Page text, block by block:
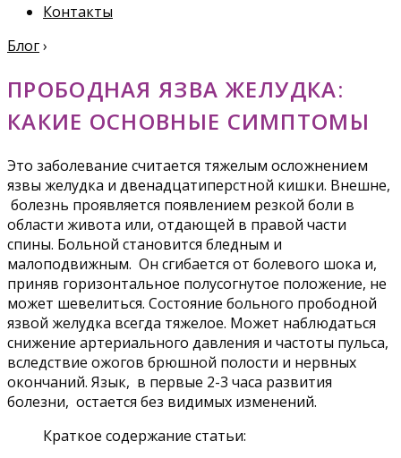
Контакты
Блог›
ПРОБОДНАЯ ЯЗВА ЖЕЛУДКА:
КАКИЕ ОСНОВНЫЕ СИМПТОМЫ
Это заболевание считается тяжелым осложнением
язвы желудка и двенадцатиперстной кишки. Внешне,
болезнь проявляется появлением резкой боли в
области живота или, отдающей в правой части
спины. Больной становится бледным и
малоподвижным. Он сгибается от болевого шока и,
приняв горизонтальное полусогнутое положение, не
может шевелиться. Состояние больного прободной
язвой желудка всегда тяжелое. Может наблюдаться
снижение артериального давления и частоты пульса,
вследствие ожогов брюшной полости и нервных
окончаний. Язык, в первые 2-3 часа развития
болезни, остается без видимых изменений.
Краткое содержание статьи: